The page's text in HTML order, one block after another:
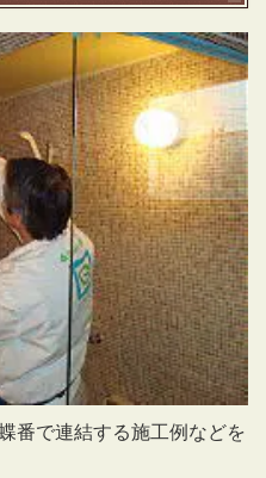
番で連結する施工例などを